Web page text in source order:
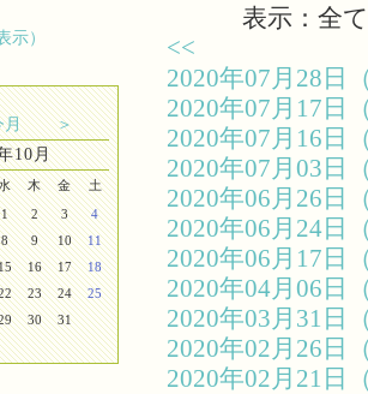
示）
月
＞
10月
木 金
土
1
2 3
4
8 9 10
11
16 17
18
23 24
25
30 31
表示：全て
<<
2020年07月28
2020年07月17
2020年07月16
2020年07月03
2020年06月26
2020年06月24
2020年06月17
2020年04月06
2020年03月31
2020年02月26
2020年02月21